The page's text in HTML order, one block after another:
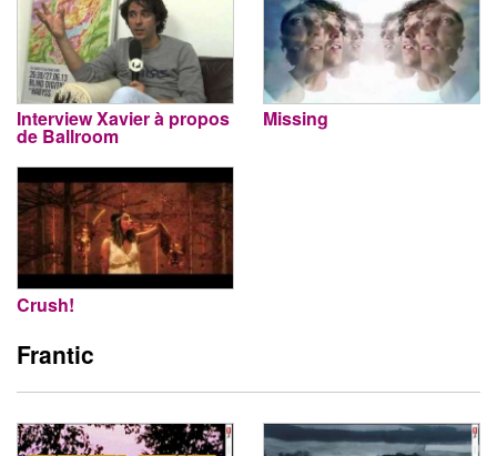
Interview Xavier à propos
de Ballroom
Missing
Crush!
Frantic